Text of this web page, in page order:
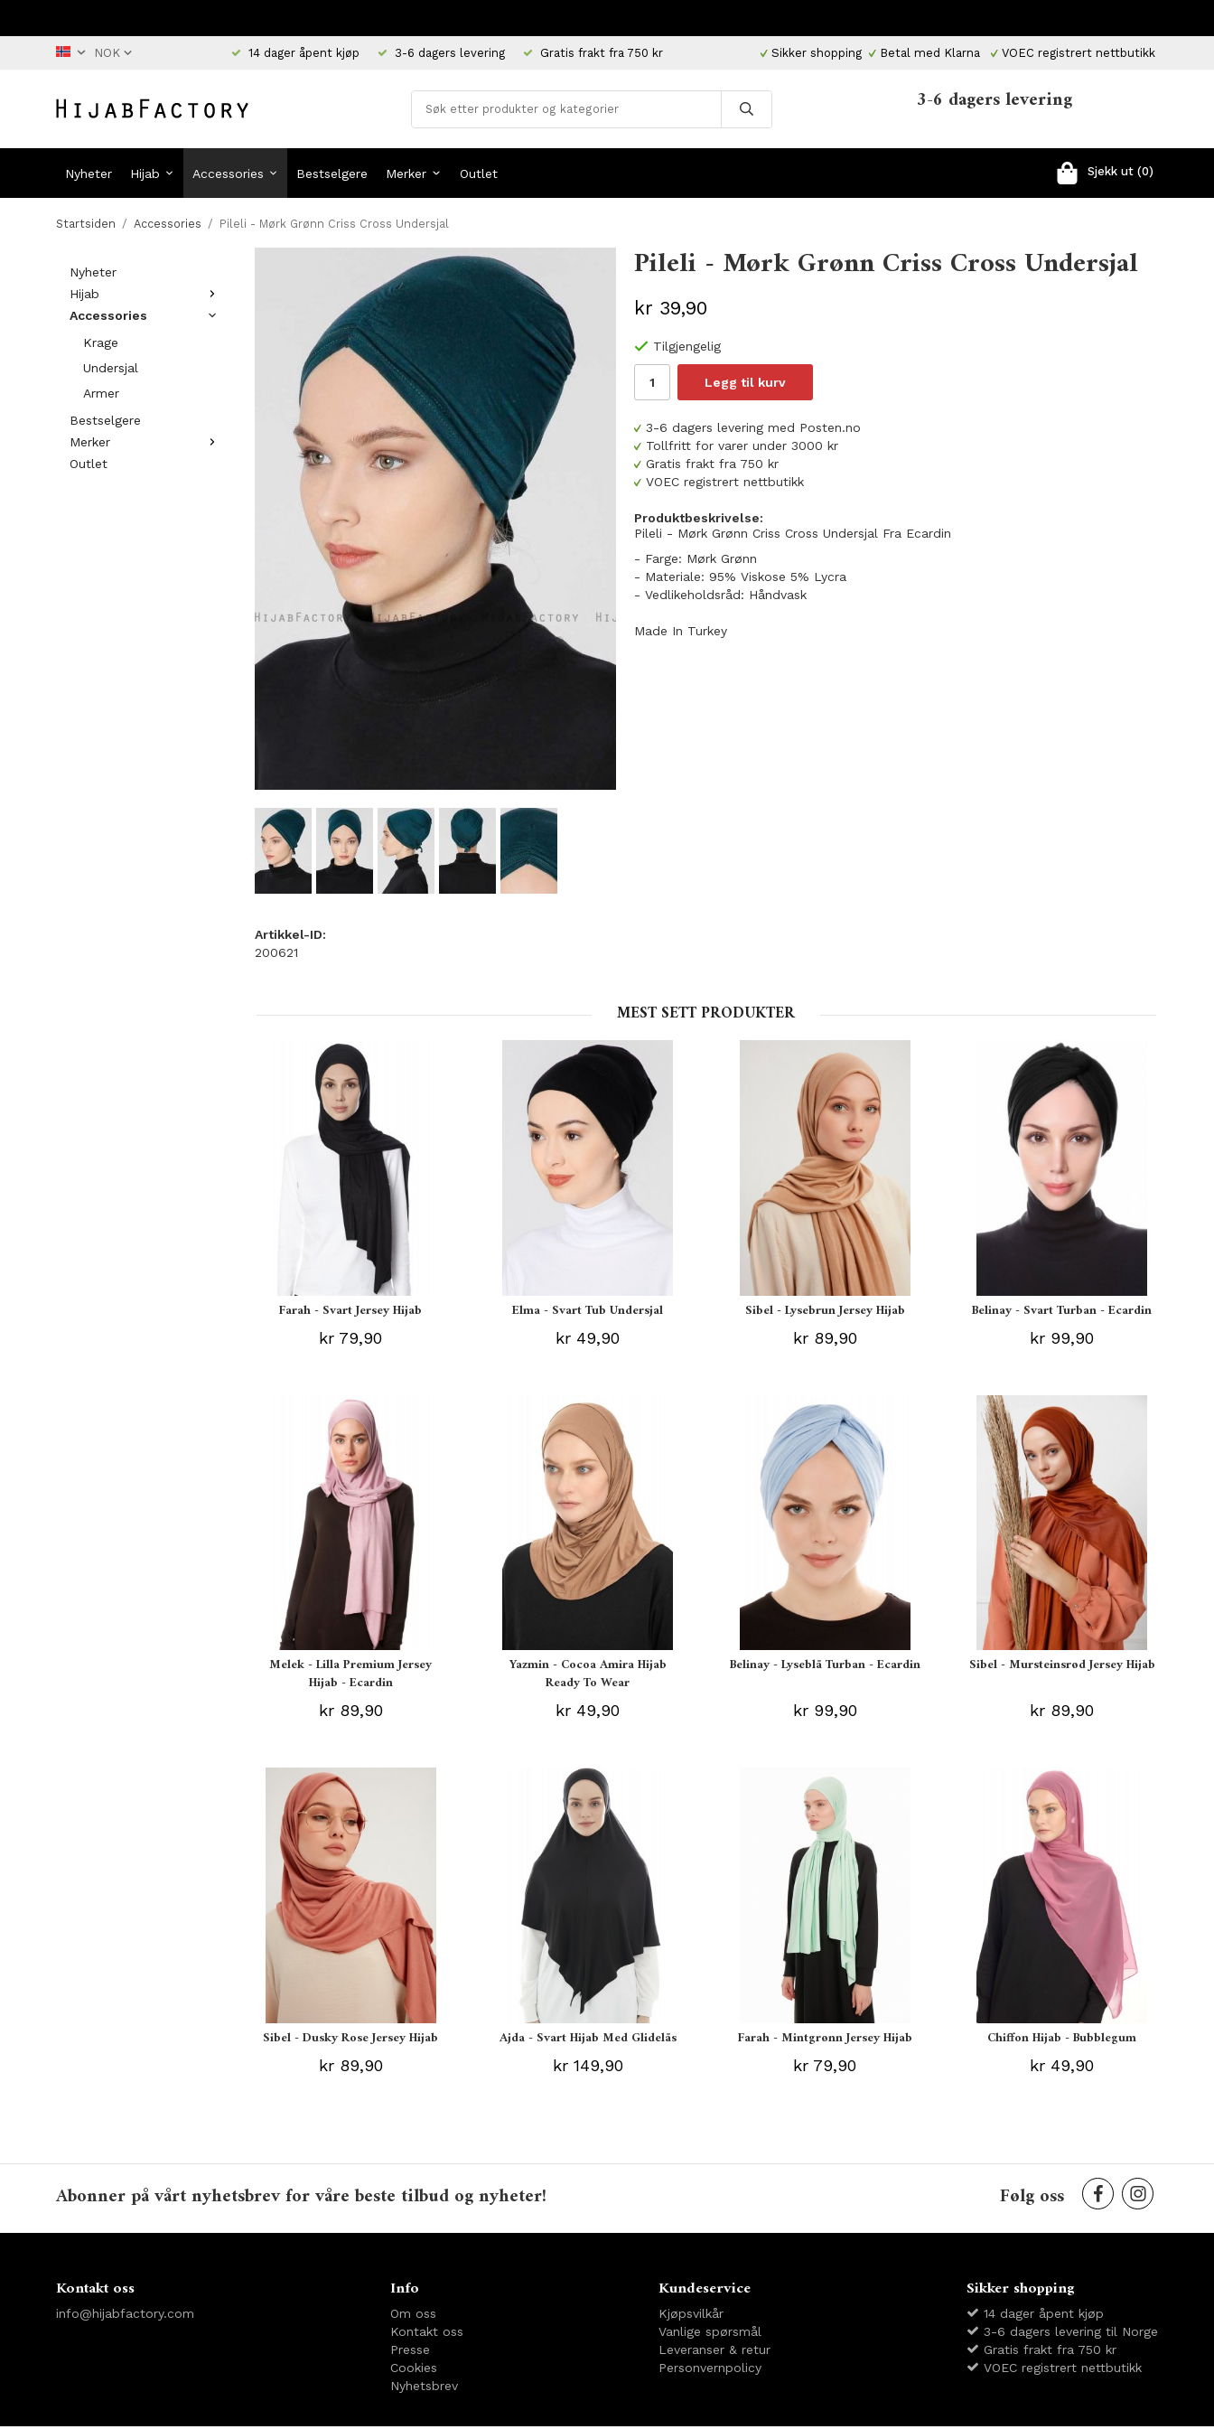
14 dager åpent kjøp 3-6 dagers levering Gratis frakt fra 750 kr Sikker shopping Betal med Klarna VOEC registrert nettbutikk
3-6 dagers levering
Nyheter Hijab Accessories Bestselgere Merker Outlet Sjekk ut (0)
Startsiden / Accessories / Pileli - Mørk Grønn Criss Cross Undersjal
Nyheter
Hijab
Accessories
Krage
Undersjal
Armer
Bestselgere
Merker
Outlet
Pileli - Mørk Grønn Criss Cross Undersjal
kr 39,90
Tilgjengelig
Legg til kurv
3-6 dagers levering med Posten.no
Tollfritt for varer under 3000 kr
Gratis frakt fra 750 kr
VOEC registrert nettbutikk
Produktbeskrivelse:
Pileli - Mørk Grønn Criss Cross Undersjal Fra Ecardin
- Farge: Mørk Grønn
- Materiale: 95% Viskose 5% Lycra
- Vedlikeholdsråd: Håndvask
Made In Turkey
Artikkel-ID:
200621
MEST SETT PRODUKTER
Farah - Svart Jersey Hijab
kr 79,90
Elma - Svart Tub Undersjal
kr 49,90
Sibel - Lysebrun Jersey Hijab
kr 89,90
Belinay - Svart Turban - Ecardin
kr 99,90
Melek - Lilla Premium Jersey
Hijab - Ecardin
kr 89,90
Yazmin - Cocoa Amira Hijab
Ready To Wear
kr 49,90
Belinay - Lyseblå Turban - Ecardin
kr 99,90
Sibel - Mursteinsrød Jersey Hijab
kr 89,90
Sibel - Dusky Rose Jersey Hijab
kr 89,90
Ajda - Svart Hijab Med Glidelås
kr 149,90
Farah - Mintgrønn Jersey Hijab
kr 79,90
Chiffon Hijab - Bubblegum
kr 49,90
Abonner på vårt nyhetsbrev for våre beste tilbud og nyheter! Følg oss
Kontakt oss
info@hijabfactory.com
Info
Om oss
Kontakt oss
Presse
Cookies
Nyhetsbrev
Kundeservice
Kjøpsvilkår
Vanlige spørsmål
Leveranser & retur
Personvernpolicy
Sikker shopping
14 dager åpent kjøp
3-6 dagers levering til Norge
Gratis frakt fra 750 kr
VOEC registrert nettbutikk